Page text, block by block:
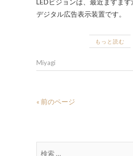
LEDビジョンは、最近ますま
デジタル広告表示装置です。
もっと読む
Miyagi
« 前のページ